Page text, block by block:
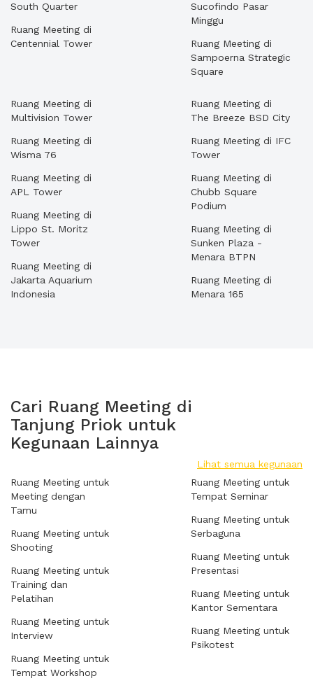
South Quarter
Ruang Meeting di
Centennial Tower
Sucofindo Pasar
Minggu
Ruang Meeting di
Sampoerna Strategic
Square
Ruang Meeting di
Multivision Tower
Ruang Meeting di
Wisma 76
Ruang Meeting di
APL Tower
Ruang Meeting di
Lippo St. Moritz
Tower
Ruang Meeting di
Jakarta Aquarium
Indonesia
Ruang Meeting di
The Breeze BSD City
Ruang Meeting di IFC
Tower
Ruang Meeting di
Chubb Square
Podium
Ruang Meeting di
Sunken Plaza -
Menara BTPN
Ruang Meeting di
Menara 165
Cari Ruang Meeting di
Tanjung Priok untuk
Kegunaan Lainnya
Lihat semua kegunaan
Ruang Meeting untuk
Meeting dengan
Tamu
Ruang Meeting untuk
Shooting
Ruang Meeting untuk
Training dan
Pelatihan
Ruang Meeting untuk
Interview
Ruang Meeting untuk
Tempat Workshop
Ruang Meeting untuk
Tempat Seminar
Ruang Meeting untuk
Serbaguna
Ruang Meeting untuk
Presentasi
Ruang Meeting untuk
Kantor Sementara
Ruang Meeting untuk
Psikotest